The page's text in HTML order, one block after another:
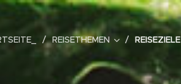
REISETHEMEN REISEZIELE